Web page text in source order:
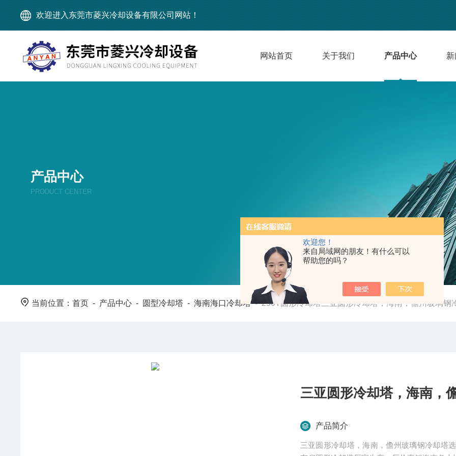
欢迎您！
来自局域网的朋友！有什么可以
帮助您的吗？
欢迎进入东莞市菱兴冷却设备有限公司网站！
网站首页 关于我们 产品中心
产品中心
PRODUCT CENTER
当前位置：首页 - 产品中心 - 圆型冷却塔 -海南海口冷却塔-250T圆形冷却塔三亚圆形冷却塔，海南，儋州玻璃钢
三亚圆形冷却塔，海南，
产品简介
三亚圆形冷却塔，海南，儋州玻璃钢冷却塔